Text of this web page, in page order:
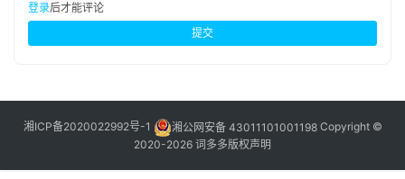
登录后才能评论
提交
湘ICP备2020022992号-1 湘公网安备 43011101001198Copyright ©
2020-2026 词多多版权声明